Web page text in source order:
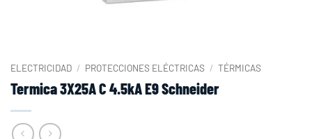
ELECTRICIDAD / PROTECCIONES ELÉCTRICAS / TÉRMICAS
Termica 3X25A C 4.5kA E9 Schneider